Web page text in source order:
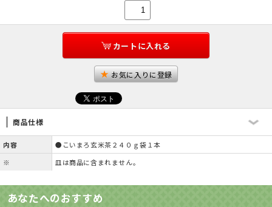
カートに入れる
お気に入りに登録
商品仕様
内容
●こいまろ玄米茶２４０ｇ袋１本
※
皿は商品に含まれません。
あなたへのおすすめ